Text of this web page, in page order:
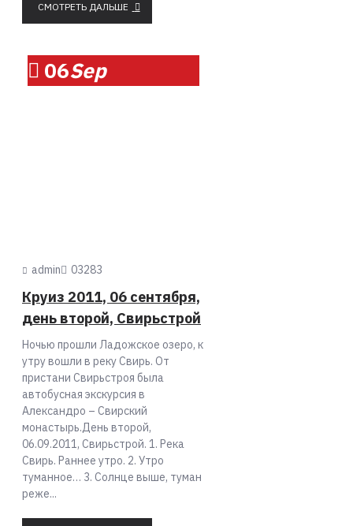
СМОТРЕТЬ ДАЛЬШЕ
06Sep
admin 03283
Круиз 2011, 06 сентября,
день второй, Свирьстрой
Ночью прошли Ладожское озеро, к
утру вошли в реку Свирь. От
пристани Свирьстроя была
автобусная экскурсия в
Александро – Свирский
монастырь.День второй,
06.09.2011, Свирьстрой. 1. Река
Свирь. Раннее утро. 2. Утро
туманное… 3. Солнце выше, туман
реже...